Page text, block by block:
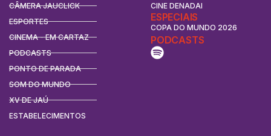
CÂMERA JAUCLICK
ESPORTES
CINEMA - EM CARTAZ
PODCASTS
PONTO DE PARADA
SOM DO MUNDO
XV DE JAÚ
ESTABELECIMENTOS
CINE DENADAI
ESPECIAIS
COPA DO MUNDO 2026
PODCASTS